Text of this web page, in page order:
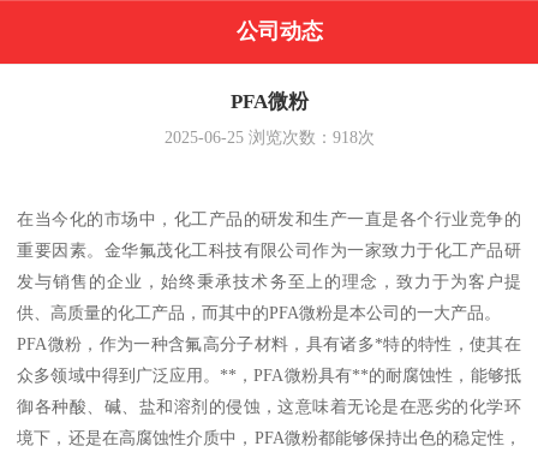
公司动态
PFA微粉
2025-06-25浏览次数： 918次
在当今化的市场中，化工产品的研发和生产一直是各个行业竞争的
重要因素。金华氟茂化工科技有限公司作为一家致力于化工产品研
发与销售的企业，始终秉承技术务至上的理念，致力于为客户提
供、高质量的化工产品，而其中的PFA微粉是本公司的一大产品。
PFA微粉，作为一种含氟高分子材料，具有诸多*特的特性，使其在
众多领域中得到广泛应用。**，PFA微粉具有**的耐腐蚀性，能够抵
御各种酸、碱、盐和溶剂的侵蚀，这意味着无论是在恶劣的化学环
境下，还是在高腐蚀性介质中，PFA微粉都能够保持出色的稳定性，